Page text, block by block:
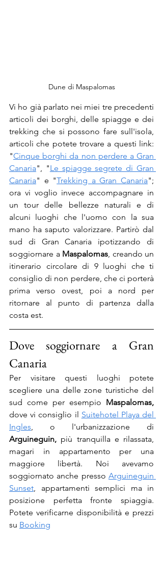
Dune di Maspalomas
Vi ho già parlato nei miei tre precedenti
articoli dei borghi, delle spiagge e dei
trekking che si possono fare sull'isola,
articoli che potete trovare a questi link:
"Cinque borghi da non perdere a Gran
Canaria", "Le spiagge segrete di Gran
Canaria" e "Trekking a Gran Canaria";
ora vi voglio invece accompagnare in
un tour delle bellezze naturali e di
alcuni luoghi che l'uomo con la sua
mano ha saputo valorizzare. Partirò dal
sud di Gran Canaria ipotizzando di
soggiornare a Maspalomas, creando un
itinerario circolare di 9 luoghi che ti
consiglio di non perdere, che ci porterà
prima verso ovest, poi a nord per
ritornare al punto di partenza dalla
costa est.
Dove soggiornare a Gran
Canaria
Per visitare questi luoghi potete
scegliere una delle zone turistiche del
sud come per esempio
dove vi consiglio il Suitehotel Playa del
Ingles
Arguineguin, più tranquilla e rilassata,
magari in appartamento per una
maggiore libertà. Noi avevamo
soggiornato anche presso Arguineguin
Sunset, appartamenti semplici ma in
posizione perfetta fronte spiaggia.
Potete verificarne disponibilità e prezzi
su Booking